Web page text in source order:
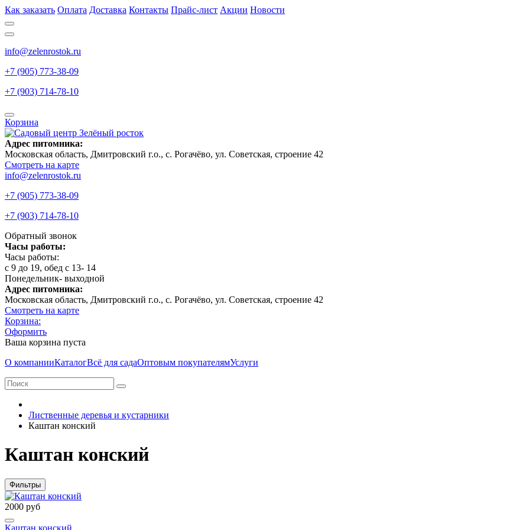
Как заказать Оплата Доставка Контакты Прайс-лист Акции Новости
info@zelenrostok.ru
+7 (905) 773-38-09
+7 (903) 714-78-10
Корзина
Адрес питомника:
Московская область, Дмитровcкий г.о., с. Рогачёво, ул. Советская, строение 42
Смотреть на карте
info@zelenrostok.ru
+7 (905) 773-38-09
+7 (903) 714-78-10
Обратный звонок
Часы работы:
Часы работы:
с 9 до 19, обед с 13- 14
Понедельник- выходной
Адрес питомника:
Московская область, Дмитровcкий г.о., с. Рогачёво, ул. Советская, строение 42
Смотреть на карте
Корзина:
Оформить
Ваша корзина пуста
О компанииКаталогВсё для садаОптовым покупателямУслуги
Лиственные деревья и кустарники
Каштан конский
Каштан конский
Фильтры
2000 руб
Каштан конский